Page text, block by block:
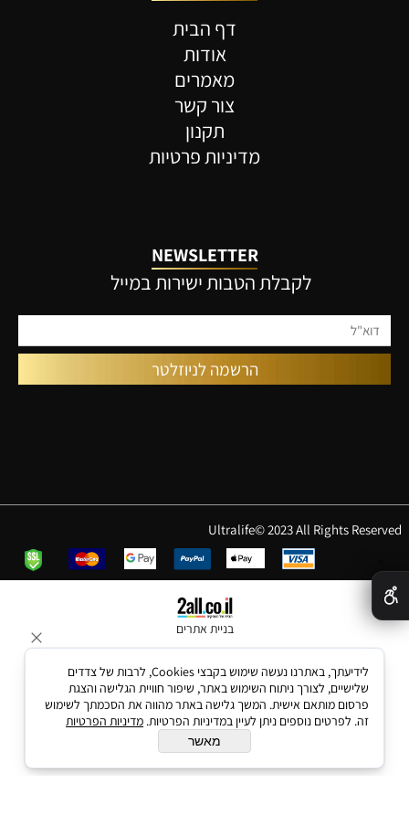
דף הבית
אודות
מאמרים
צור קשר
תקנון
מדיניות פרטיות
NEWSLETTER
לקבלת הטבות ישירות במייל
Ultralife© 2023 All Rights Reserved
בניית אתרים
לידיעתך, באתרנו נעשה שימוש בקבצי Cookies, לרבות של צדדים
שלישיים, לצורך ניתוח השימוש באתר, שיפור חוויית הגלישה והצגת
פרסום מותאם אישית. המשך גלישה באתר מהווה את הסכמתך לשימוש
זה. לפרטים נוספים ניתן לעיין במדיניות הפרטיות. מדיניות הפרטיות
מאשר